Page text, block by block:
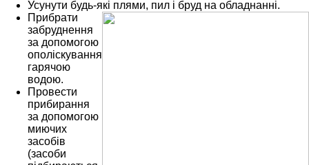
Усунути будь-які плями, пил і бруд на обладнанні.
Прибрати
забруднення
за допомогою
ополіскування
гарячою
водою.
Провести
прибирання
за допомогою
миючих
засобів
(засоби